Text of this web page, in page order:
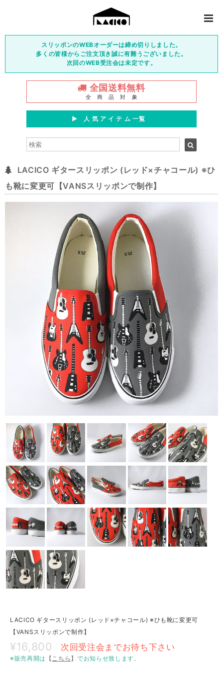
スリッポンのWEBオーダーは締め切りしました。
多くの皆様からご注文頂き誠に有難うございました。
次回のWEB受注会は未定です。
全国送料無料
全 商 品 対 象
▶︎ 人 気 ア イ テ ム 一覧
LACICO ギタースリッポン (レッド×チャコール) ※ひ
も靴に変更可【VANSスリッポンで制作】
LACICO ギタースリッポン (レッド×チャコール) ※ひも靴に変更可
【VANSスリッポンで制作】
¥16,800 次回受注会までお待ち下さい
※販売再開は 【こちら 】でお知らせ致します。